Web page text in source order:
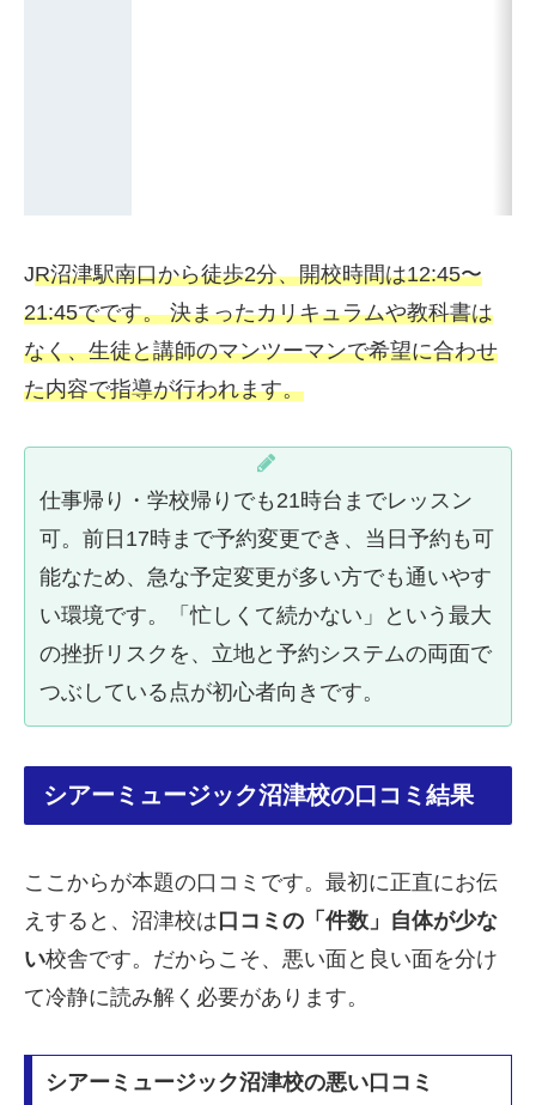
JR沼津駅南口から徒歩2分、開校時間は12:45〜
21:45でです。 決まったカリキュラムや教科書は
なく、生徒と講師のマンツーマンで希望に合わせ
た内容で指導が行われます。
仕事帰り・学校帰りでも21時台までレッスン
可。前日17時まで予約変更でき、当日予約も可
能なため、急な予定変更が多い方でも通いやす
い環境です。「忙しくて続かない」という最大
の挫折リスクを、立地と予約システムの両面で
つぶしている点が初心者向きです。
シアーミュージック沼津校の口コミ結果
ここからが本題の口コミです。最初に正直にお伝
えすると、沼津校は口コミの「件数」自体が少な
い校舎です。だからこそ、悪い面と良い面を分け
て冷静に読み解く必要があります。
シアーミュージック沼津校の悪い口コミ